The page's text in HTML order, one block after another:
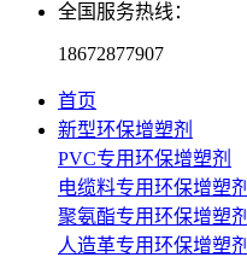
全国服务热线：
18672877907
首页
新型环保增塑剂
PVC专用环保增塑剂
电缆料专用环保增塑剂
聚氨酯专用环保增塑剂
人造革专用环保增塑剂